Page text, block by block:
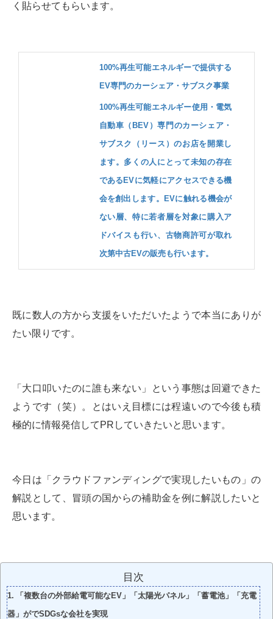
く貼らせてもらいます。
100%再生可能エネルギーで提供する
EV専門のカーシェア・サブスク事業
100%再生可能エネルギー使用・電気
自動車（BEV）専門のカーシェア・
サブスク（リース）のお店を開業し
ます。多くの人にとって未知の存在
であるEVに気軽にアクセスできる機
会を創出します。EVに触れる機会が
ない層、特に若者層を対象に購入ア
ドバイスも行い、古物商許可が取れ
次第中古EVの販売も行います。
既に数人の方から支援をいただいたようで本当にありが
たい限りです。
「大口叩いたのに誰も来ない」という事態は回避できた
ようです（笑）。とはいえ目標には程遠いので今後も積
極的に情報発信してPRしていきたいと思います。
今日は「クラウドファンディングで実現したいもの」の
解説として、冒頭の国からの補助金を例に解説したいと
思います。
目次
「複数台の外部給電可能なEV」「太陽光パネル」「蓄電池」「充電
器」がでSDGsな会社を実現